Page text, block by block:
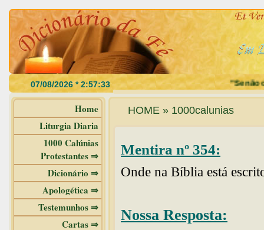
"Se não
Home
Liturgia Diaria
1000 Calúnias
Protestantes ⇒
Dicionário ⇒
Apologética ⇒
Testemunhos ⇒
Cartas ⇒
HOME » 1000calunias
Mentira nº 354:
Onde na Bíblia está
Nossa Resposta: